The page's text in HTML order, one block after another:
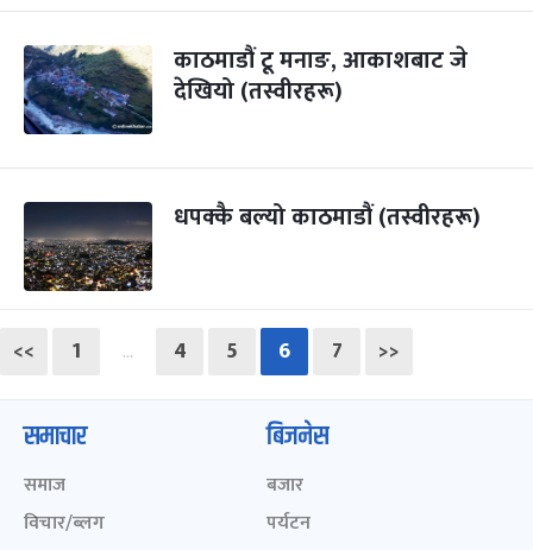
काठमाडौं टू मनाङ, आकाशबाट जे
देखियो (तस्वीरहरू)
धपक्कै बल्यो काठमाडौं (तस्वीरहरू)
<< 1 … 4 5 6 7 >>
समाचार
समाज
विचार/ब्लग
बिजनेस
बजार
पर्यटन